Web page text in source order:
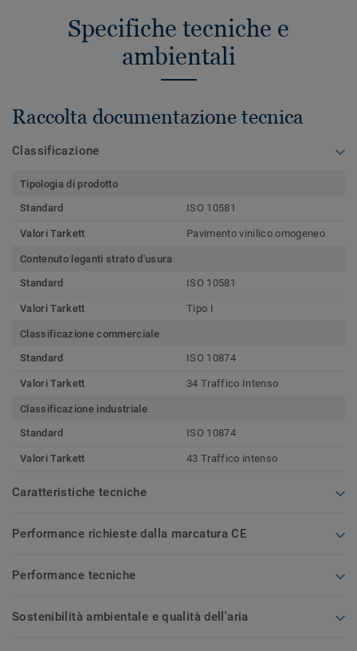
Specifiche tecniche e
ambientali
Raccolta documentazione tecnica
Classificazione
Tipologia di prodotto
Standard
ISO 10581
Valori Tarkett Pavimento vinilico omogeneo
Contenuto leganti strato d'usura
Standard
ISO 10581
Valori Tarkett Tipo I
Classificazione commerciale
Standard
ISO 10874
Valori Tarkett 34 Traffico Intenso
Classificazione industriale
Standard
ISO 10874
Valori Tarkett 43 Traffico intenso
Caratteristiche tecniche
Performance richieste dalla marcatura CE
Performance tecniche
Sostenibilità ambientale e qualità dell'aria